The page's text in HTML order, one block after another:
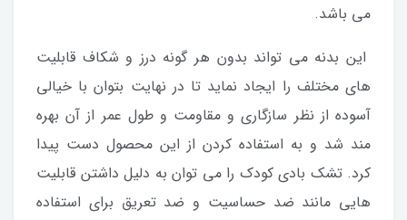
می باشد.
این بدنه می تواند بدون هر گونه درز و شکاف قابلیت
های مختلف را ایجاد نماید تا در نهایت بتوان با خیالی
آسوده از نظر سازگاری و مقاومت و طول عمر از آن بهره
مند شد و به استفاده کردن از این محصول دست پیدا
کرد. تشک بادی کودک را می توان به دلیل داشتن قابلیت
هایی مانند ضد حساسیت و ضد تعریق برای استفاده